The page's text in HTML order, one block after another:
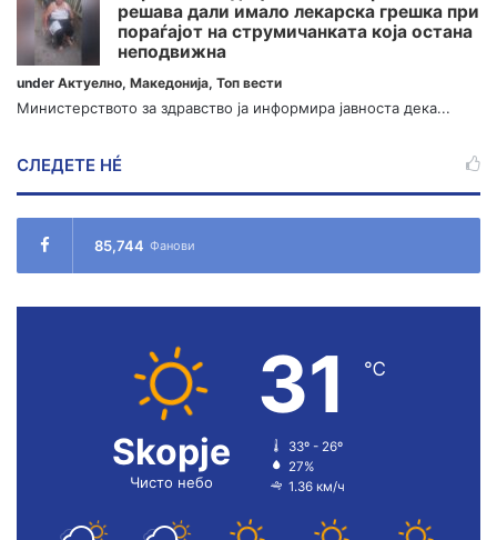
решава дали имало лекарска грешка при
пораѓајот на струмичанката која остана
неподвижна
under Актуелно, Македонија, Топ вести
Министерството за здравство ја информира јавноста дека...
СЛЕДЕТЕ НÉ
85,744 Фанови
Skopje
Чисто небо
31 ℃
33º - 26º
27%
1.36 км/ч